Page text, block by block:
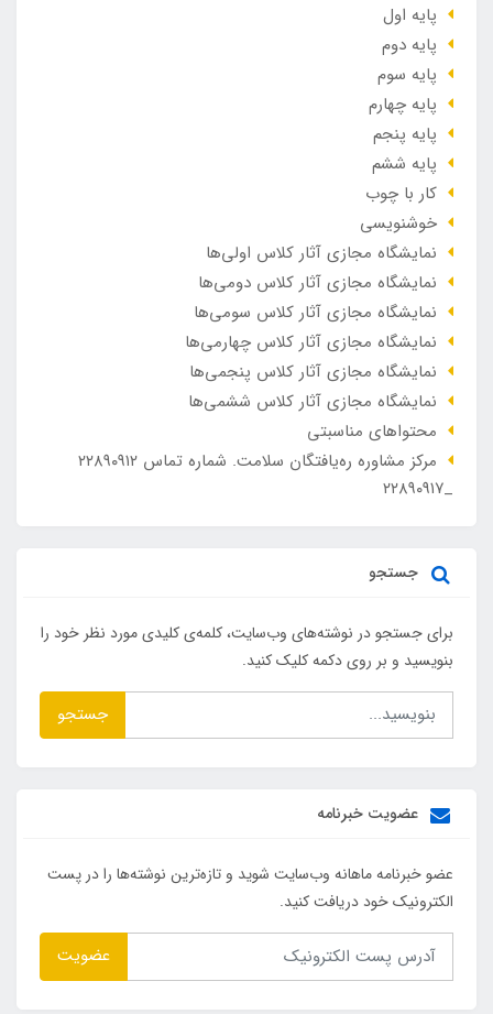
پایه اول
پایه دوم
پایه سوم
پایه چهارم
پایه پنجم
پایه ششم
کار با چوب
خوشنویسی
نمایشگاه مجازی آثار کلاس اولی‌ها
نمایشگاه مجازی آثار کلاس دومی‌ها
نمایشگاه مجازی آثار کلاس سومی‌ها
نمایشگاه مجازی آثار کلاس چهارمی‌ها
نمایشگاه مجازی آثار کلاس پنجمی‌ها
نمایشگاه مجازی آثار کلاس ششمی‌ها
محتواهای مناسبتی
مرکز مشاوره ره‌یافتگان سلامت. شماره تماس ۲۲۸۹۰۹۱۲
_۲۲۸۹۰۹۱۷
جستجو
برای جستجو در نوشته‌های وب‌سایت، کلمه‌ی کلیدی مورد نظر خود را
بنویسید و بر روی دکمه کلیک کنید.
جستجو
عضویت خبرنامه
عضو خبرنامه ماهانه وب‌سایت شوید و تازه‌ترین نوشته‌ها را در پست
الکترونیک خود دریافت کنید.
عضویت